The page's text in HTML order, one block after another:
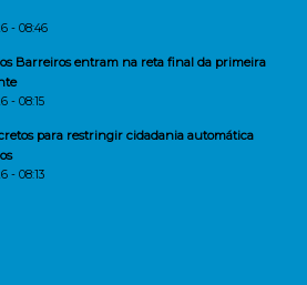
- 08:46
Barreiros entram na reta final da primeira
- 08:15
para restringir cidadania automática
- 08:13